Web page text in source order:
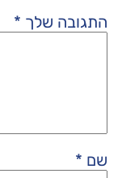
התגובה שלך *
שם *